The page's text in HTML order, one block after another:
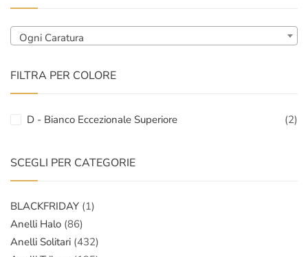
Ogni Caratura
FILTRA PER COLORE
D - Bianco Eccezionale Superiore (2)
SCEGLI PER CATEGORIE
BLACKFRIDAY (1)
Anelli Halo (86)
Anelli Solitari (432)